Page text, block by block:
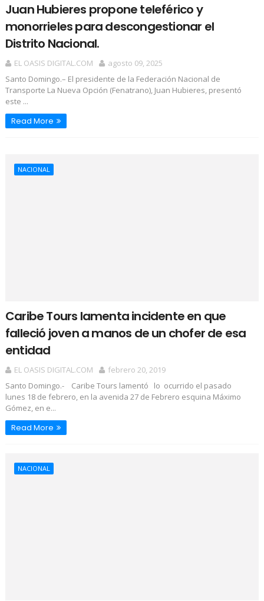
Juan Hubieres propone teleférico y
monorrieles para descongestionar el
Distrito Nacional.
EL OASIS DIGITAL.COM
agosto 09, 2025
Santo Domingo.– El presidente de la Federación Nacional de
Transporte La Nueva Opción (Fenatrano), Juan Hubieres, presentó
este ...
Read More
NACIONAL
Caribe Tours lamenta incidente en que
falleció joven a manos de un chofer de esa
entidad
EL OASIS DIGITAL.COM
febrero 20, 2019
Santo Domingo.- Caribe Tours lamentó lo ocurrido el pasado
lunes 18 de febrero, en la avenida 27 de Febrero esquina Máximo
Gómez, en e...
Read More
NACIONAL